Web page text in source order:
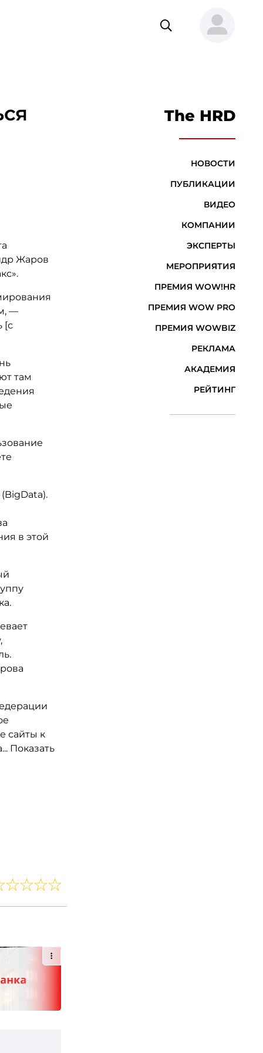
Жаров
—
[с
там
в этой
сайты к
Показать
The HRD
НОВОСТИ
ПУБЛИКАЦИИ
ВИДЕО
КОМПАНИИ
ЭКСПЕРТЫ
МЕРОПРИЯТИЯ
ПРЕМИЯ WOW!HR
ПРЕМИЯ WOW PRO
ПРЕМИЯ WOWBIZ
РЕКЛАМА
АКАДЕМИЯ
РЕЙТИНГ